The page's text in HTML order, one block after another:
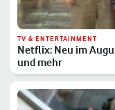
TV & ENTERTAINMENT
Netflix: Neu im
und mehr